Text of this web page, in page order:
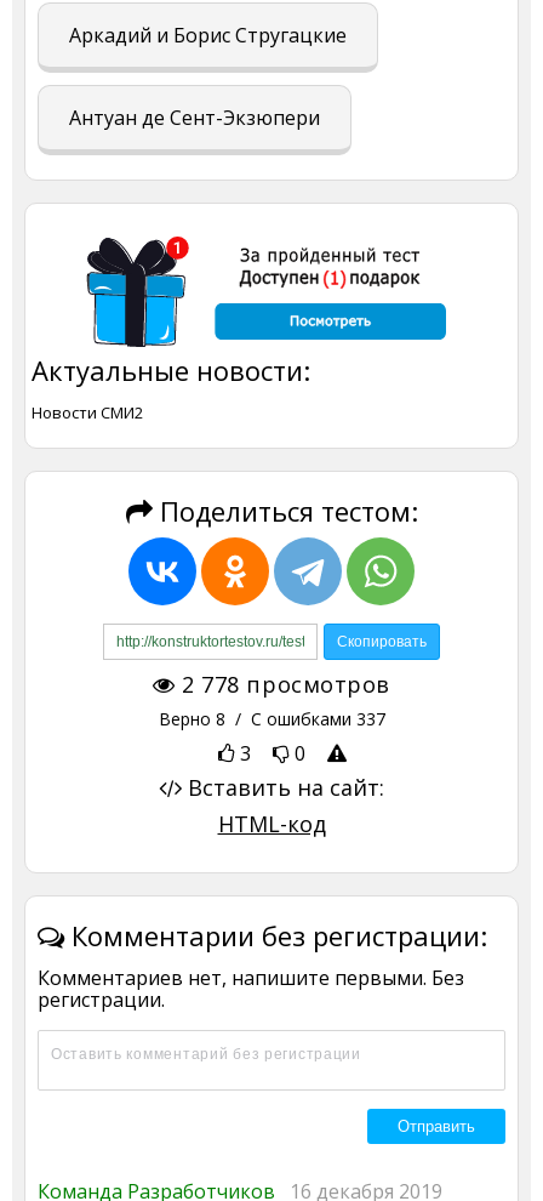
Аркадий и Борис Стругацкие
Антуан де Сент-Экзюпери
Актуальные новости:
Новости СМИ2
Поделиться тестом:
2 778 просмотров
Верно 8 / С ошибками 337
3 0
Вставить на сайт:
HTML-код
Комментарии без регистрации:
Комментариев нет, напишите первыми. Без
регистрации.
Команда Разработчиков 16 декабря 2019